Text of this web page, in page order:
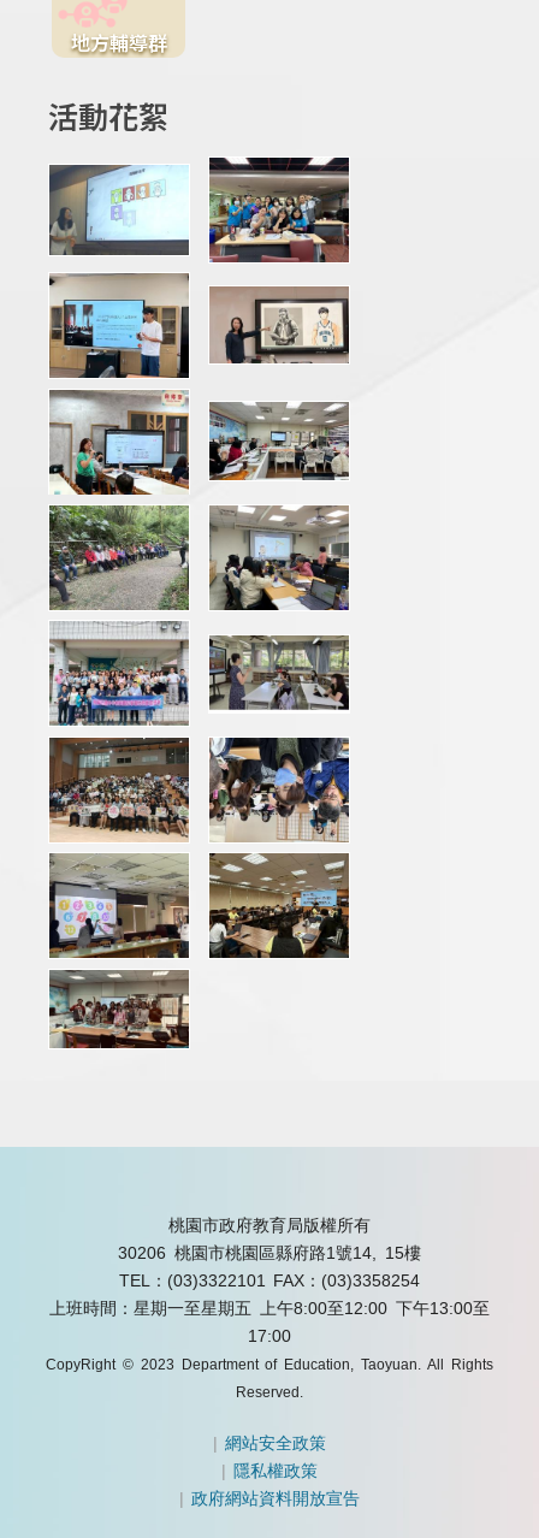
地方輔導群
活動花絮
桃園市政府教育局版權所有
30206 桃園市桃園區縣府路1號14, 15樓
TEL：(03)3322101
FAX：(03)3358254
上班時間：星期一至星期五 上午8:00至12:00 下午13:00至
17:00
CopyRight © 2023 Department of Education, Taoyuan. All Rights
Reserved.
|網站安全政策
|隱私權政策
|政府網站資料開放宣告